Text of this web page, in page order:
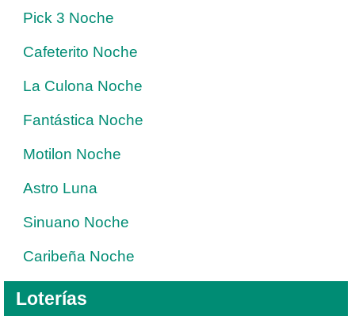
Pick 3 Noche
Cafeterito Noche
La Culona Noche
Fantástica Noche
Motilon Noche
Astro Luna
Sinuano Noche
Caribeña Noche
Loterías